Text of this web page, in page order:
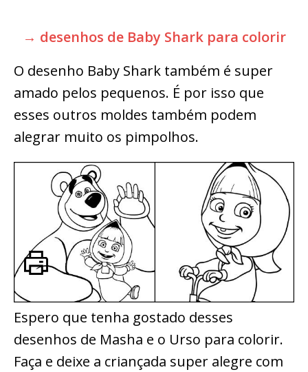
→ desenhos de Baby Shark para colorir
O desenho Baby Shark também é super
amado pelos pequenos. É por isso que
esses outros moldes também podem
alegrar muito os pimpolhos.
Espero que tenha gostado desses
desenhos de Masha e o Urso para colorir.
Faça e deixe a criançada super alegre com